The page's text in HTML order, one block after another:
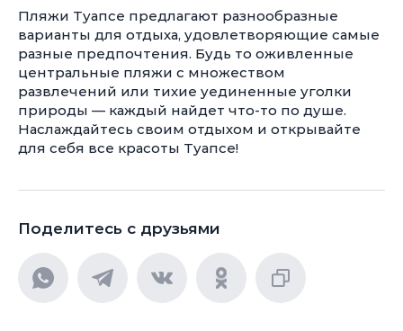
Пляжи Туапсе предлагают разнообразные
варианты для отдыха, удовлетворяющие самые
разные предпочтения. Будь то оживленные
центральные пляжи с множеством
развлечений или тихие уединенные уголки
природы — каждый найдет что-то по душе.
Наслаждайтесь своим отдыхом и открывайте
для себя все красоты Туапсе!
Поделитесь с друзьями